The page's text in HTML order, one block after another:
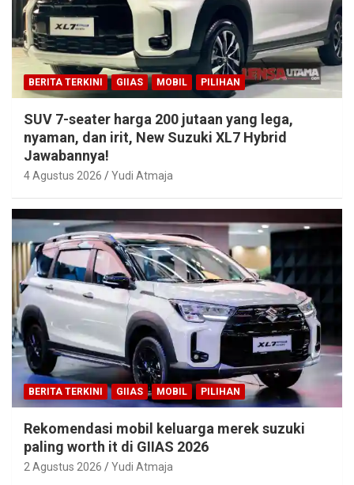
BERITA TERKINI GIIAS MOBIL PILIHAN
SUV 7-seater harga 200 jutaan yang lega,
nyaman, dan irit, New Suzuki XL7 Hybrid
Jawabannya!
4 Agustus 2026 Yudi Atmaja
BERITA TERKINI GIIAS MOBIL PILIHAN
Rekomendasi mobil keluarga merek suzuki
paling worth it di GIIAS 2026
2 Agustus 2026 Yudi Atmaja